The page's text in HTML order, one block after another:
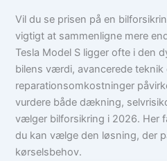
Vil du se prisen på en
vigtigt at sammenligne mere
Tesla Model S ligger ofte i den
bilens værdi, avancerede teknik
reparationsomkostninger
vurdere både dækning,
vælger bilforsikring i 2026. Her
du kan vælge den løsning, der
kørselsbehov.